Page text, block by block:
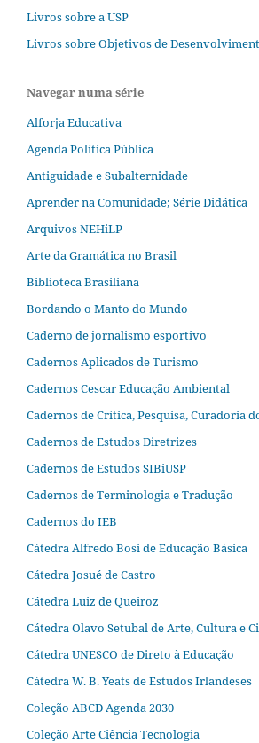
Livros sobre a USP
Livros sobre Objetivos de
Navegar numa série
Alforja Educativa
Agenda Política Pública
Antiguidade e Subalternidade
Aprender na Comunidade; Série Didática
Arquivos NEHiLP
Arte da Gramática no Brasil
Biblioteca Brasiliana
Bordando o Manto do Mundo
Caderno de jornalismo esportivo
Cadernos Aplicados de Turismo
Cadernos Cescar Educação Ambiental
Cadernos de Crítica, Pesquisa, Curadoria
Cadernos de Estudos Diretrizes
Cadernos de Estudos SIBiUSP
Cadernos de Terminologia e Tradução
Cadernos do IEB
Cátedra Alfredo Bosi de Educação Básica
Cátedra Josué de Castro
Cátedra Luiz de Queiroz
Cátedra Olavo Setubal de Arte, Cultura e
Cátedra UNESCO de Direto à Educação
Cátedra W. B. Yeats de Estudos Irlandeses
Coleção ABCD Agenda 2030
Coleção Arte Ciência Tecnologia